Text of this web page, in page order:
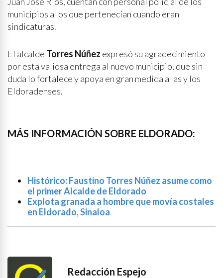
municipios a los que pertenecían cuando eran
sindicaturas.
El alcalde Torres Núñez expresó su agradecimiento
por esta valiosa entrega al nuevo municipio, que sin
duda lo fortalece y apoya en gran medida a las y los
Eldoradenses.
MÁS INFORMACIÓN SOBRE ELDORADO:
Histórico: Faustino Torres Núñez asume como
el primer Alcalde de Eldorado
Explota granada a hombre que movía costales
en Eldorado, Sinaloa
Redacción Espejo